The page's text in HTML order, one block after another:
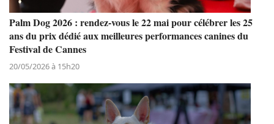
Palm Dog 2026 : rendez-vous le 22 mai pour célébrer les 25
ans du prix dédié aux meilleures performances canines du
Festival de Cannes
20/05/2026 à 15h20